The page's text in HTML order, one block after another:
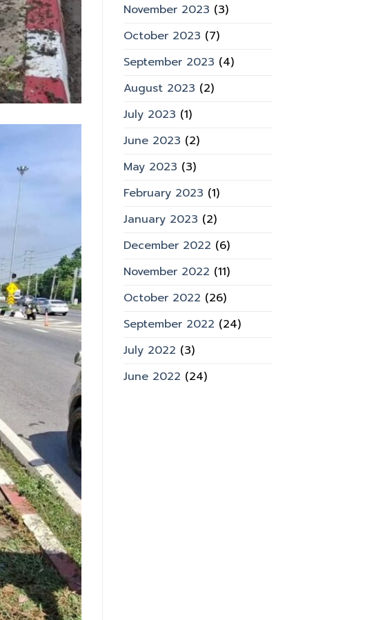
November 2023 (3)
October 2023 (7)
September 2023 (4)
August 2023 (2)
July 2023 (1)
June 2023 (2)
May 2023 (3)
February 2023 (1)
January 2023 (2)
December 2022 (6)
November 2022 (11)
October 2022 (26)
September 2022 (24)
July 2022 (3)
June 2022 (24)